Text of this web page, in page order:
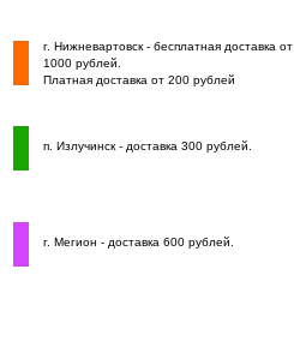
г. Мегион - доставка 600 рублей.
п. Излучинск - доставка 300 рублей.
г. Нижневартовск - бесплатная доставка от
1000 рублей.
Платная доставка от 200 рублей